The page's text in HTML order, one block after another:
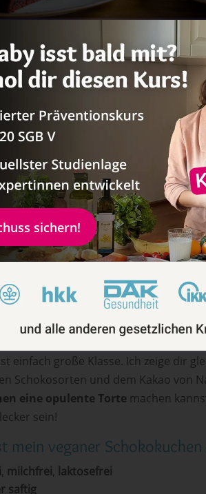
Zum Rezept
Schokokuchen
schon erwähnt – der Januar
wird komplett vegan–
und in den Medien. Was gibt es
müssen.
mit demBio-HerstellerNaturata
einfach große Klasse. Ich zeige dir
Schokosorten und dem Kakao von
eine opulente Tortemachen
sein!
mein veganer
, milchfrei, laktosefrei
saftig
sichern!